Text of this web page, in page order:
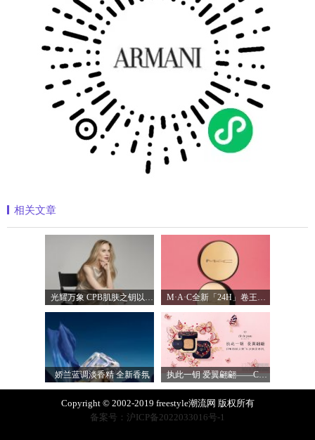
相关文章
光耀万象 CPB肌肤之钥以镜头记录妮可·基 M·A·C全新「24H」卷王金气垫中国首发 实
娇兰蓝调淡香精 全新香氛 执此一钥 爱翼翩翩——CPB肌肤之钥臻献
Copyright © 2002-2019 freestyle潮流网 版权所有
备案号：沪ICP备2022033016号-1